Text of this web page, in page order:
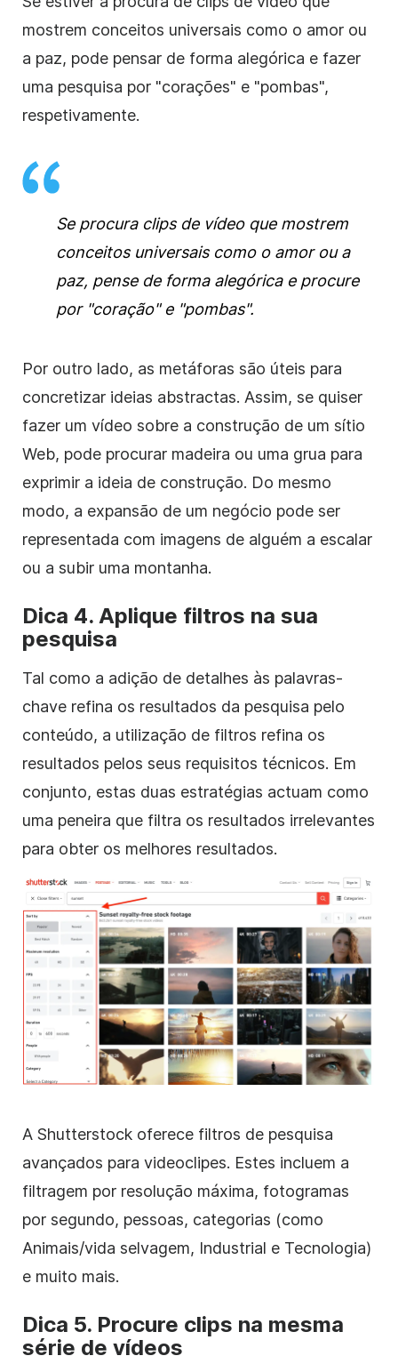
mostrem conceitos universais como o amor ou
a paz, pode pensar de forma alegórica e fazer
uma pesquisa por "corações" e "pombas",
respetivamente.
Se procura clips de vídeo que mostrem
conceitos universais como o amor ou a
paz, pense de forma alegórica e procure
por "coração" e "pombas".
Por outro lado, as metáforas são úteis para
concretizar ideias abstractas. Assim, se quiser
fazer um vídeo sobre a construção de um sítio
Web, pode procurar madeira ou uma grua para
exprimir a ideia de construção. Do mesmo
modo, a expansão de um negócio pode ser
representada com imagens de alguém a escalar
ou a subir uma montanha.
Dica 4. Aplique filtros na sua
pesquisa
Tal como a adição de detalhes às palavras-
chave refina os resultados da pesquisa pelo
conteúdo, a utilização de filtros refina os
resultados pelos seus requisitos técnicos. Em
conjunto, estas duas estratégias actuam como
uma peneira que filtra os resultados irrelevantes
para obter os melhores resultados.
A Shutterstock oferece filtros de pesquisa
avançados para videoclipes. Estes incluem a
filtragem por resolução máxima, fotogramas
por segundo, pessoas, categorias (como
Animais/vida selvagem, Industrial e Tecnologia)
e muito mais.
Dica 5. Procure clips na mesma
série de vídeos